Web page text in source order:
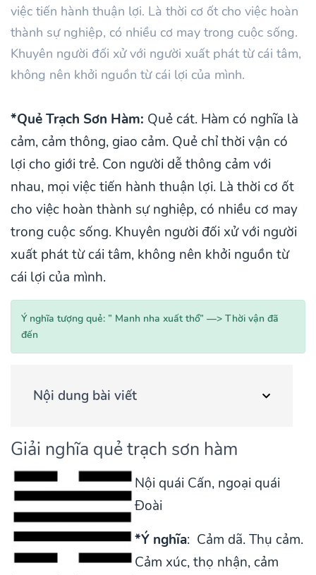
việc tiến hành thuận lợi. Là thời cơ ốt cho việc hoàn
thành sự nghiệp, có nhiều cơ may trong cuộc sống.
Khuyên người đối xử với người xuất phát từ cái tâm,
không nên khởi nguồn từ cái lợi của mình.
*Quẻ Trạch Sơn Hàm: Quẻ cát. Hàm có nghĩa là
cảm, cảm thông, giao cảm. Quẻ chỉ thời vận có
lợi cho giới trẻ. Con người dễ thông cảm với
nhau, mọi việc tiến hành thuận lợi. Là thời cơ ốt
cho việc hoàn thành sự nghiệp, có nhiều cơ may
trong cuộc sống. Khuyên người đối xử với người
xuất phát từ cái tâm, không nên khởi nguồn từ
cái lợi của mình.
Ý nghĩa tượng quẻ: ” Manh nha xuất thổ” —> Thời vận đã
đến
Nội dung bài viết
Giải nghĩa quẻ trạch sơn hàm
Nội quái Cấn, ngoại quái
Đoài
*Ý nghĩa: Cảm dã. Thụ cảm.
Cảm xúc, thọ nhận, cảm